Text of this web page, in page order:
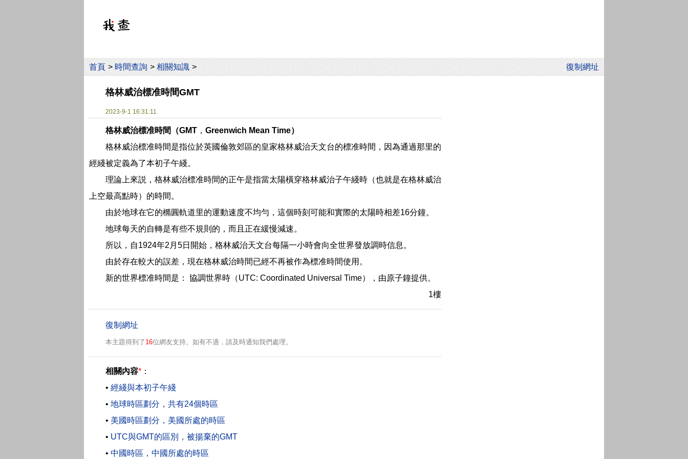
首頁 > 時間查詢 > 相關知識 >
格林威治標准時間GMT
2023-9-1 16:31:11
格林威治標准時間（GMT ， Greenwich Mean Time）
格林威治標准時間是指位於英國倫敦郊區的皇家格林威治天文台的標准時間，因為通過那里的
經綫被定義為了本初子午綫。
理論上來説，格林威治標准時間的正午是指當太陽橫穿格林威治子午綫時（也就是在格林威治
上空最高點時）的時間。
由於地球在它的橢圓軌道里的運動速度不均勻，這個時刻可能和實際的太陽時相差16分鐘。
地球每天的自轉是有些不規則的，而且正在緩慢減速。
所以，自1924年2月5日開始，格林威治天文台每隔一小時會向全世界發放調時信息。
由於存在較大的誤差，現在格林威治時間已經不再被作為標准時間使用。
新的世界標准時間是： 協調世界時（UTC: Coordinated Universal Time），由原子鐘提供。
1樓
本主題得到了 16位網友支持。如有不適，請及時通知我們處理。
相關內容* ：
• 經綫與本初子午綫
• 地球時區劃分，共有24個時區
• 美國時區劃分，美國所處的時區
• UTC與GMT的區別，被揚棄的GMT
• 中國時區，中國所處的時區